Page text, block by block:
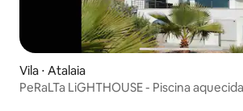
Vila ⋅ Atalaia
PeRaLTa LiGHTHOUSE - Piscina